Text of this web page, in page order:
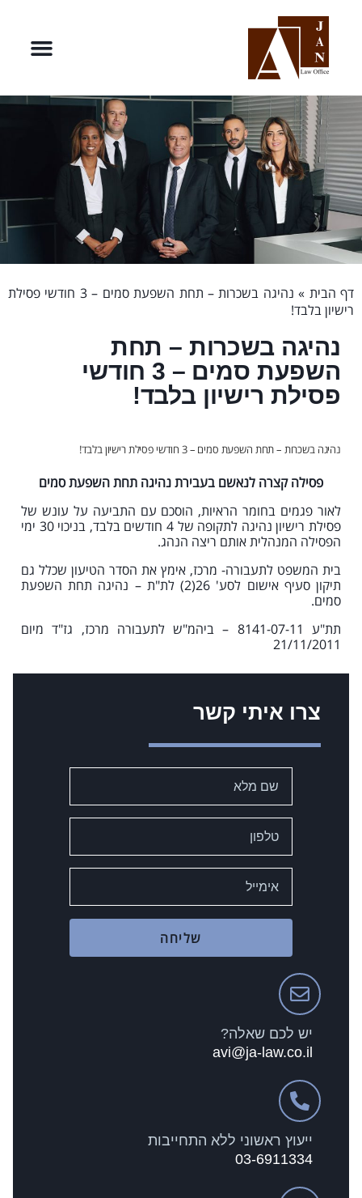
דף הבית »
נהיגה בשכרות – תחת השפעת סמים – 3 חודשי פסילת
רישיון בלבד!
נהיגה בשכרות – תחת
השפעת סמים – 3 חודשי
פסילת רישיון בלבד!
נהיגה בשכרות – תחת השפעת סמים – 3 חודשי פסילת רישיון בלבד!
פסילה קצרה לנאשם בעבירת נהיגה תחת השפעת סמים
לאור פגמים בחומר הראיות, הוסכם עם התביעה על עונש של
פסילת רישיון נהיגה לתקופה של 4 חודשים בלבד, בניכוי 30 ימי
הפסילה המנהלית אותם ריצה הנהג.
בית המשפט לתעבורה- מרכז, אימץ את הסדר הטיעון שכלל גם
תיקון סעיף אישום לסע' 26(2) לת"ת – נהיגה תחת השפעת
סמים.
תת"ע 8141-07-11 – ביהמ"ש לתעבורה מרכז, גז"ד מיום
21/11/2011
צרו איתי קשר
שליחה
יש לכם שאלה?
avi@ja-law.co.il
ייעוץ ראשוני ללא התחייבות
03-6911334